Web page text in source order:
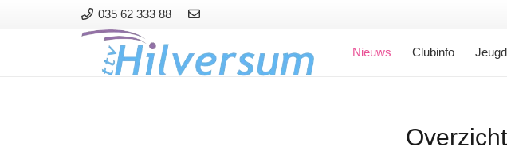
035 62 333 88
Nieuws Clubinfo Jeugd